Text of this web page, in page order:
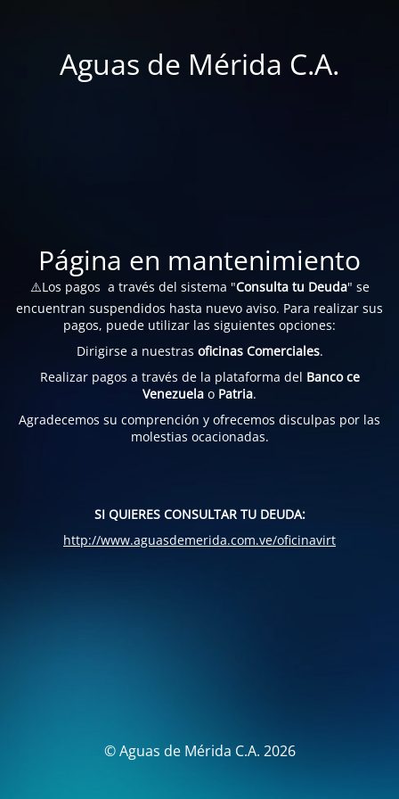
Aguas de Mérida C.A.
Página en mantenimiento
⚠️Los pagos a través del sistema "Consulta tu Deuda" se
encuentran suspendidos hasta nuevo aviso. Para realizar sus
pagos, puede utilizar las siguientes opciones:
Dirigirse a nuestras oficinas Comerciales.
Realizar pagos a través de la plataforma del Banco ce
Venezuela o Patria.
Agradecemos su comprención y ofrecemos disculpas por las
molestias ocacionadas.
SI QUIERES CONSULTAR TU DEUDA:
http://www.aguasdemerida.com.ve/oficinavirt
© Aguas de Mérida C.A. 2026